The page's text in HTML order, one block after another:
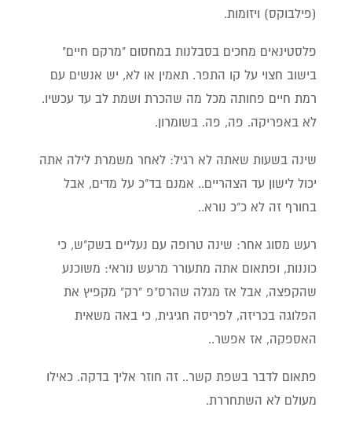
(פילבוקס) ויזומות.
פלסטינאים מחכים בסבלנות במחסום "מרקם חיים"
בישוב חצוי על קו התפר. תאמין או לא, יש אנשים עם
רמת חיים פחותה מכל מה שהכרת ושמת לב עד עכשיו.
לא באפריקה. פה, פה. בשומרון.
שינה בשעות שאתה לא רגיל: לאחר משמרת לילה אתה
יכול לישון עד הצהריים.. אמנם בד"כ על מדים, אבל
בחורף זה לא כ"כ נורא..
רעש מסוג אחר: שינה טרופה עם נעליים בשק"ש, כי
כוננות, ופתאום אתה מתעורר מרעש נוראי: משוכנע
שהקפצה, אבל אז מגלה שהרס"פ "רק" מקפיץ את
הפלוגה בכריזה, לפריסה חגיגית, כי באה משאית
האספקה, אז אפשר..
פתאום לדבר בשפת קשר.. זה חוזר אליך בדקה. כאילו
מעולם לא השתחררת.